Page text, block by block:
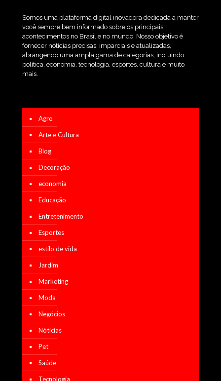
Somos uma plataforma digital inovadora dedicada a manter
você sempre bem informado sobre os principais
acontecimentos no Brasil e no mundo. Nosso objetivo é
fornecer notícias precisas, imparciais e atualizadas,
abrangendo uma ampla gama de categorias, incluindo
política, economia, tecnologia, esportes, cultura e muito
mais.
Agro
Arte e Cultura
Blog
Decoração
economia
Educação
Entretenimento
Esportes
estilo de vida
Jardim
Marketing
Moda
Negócios
Nótícias
Pet
Saúde
Tecnologia